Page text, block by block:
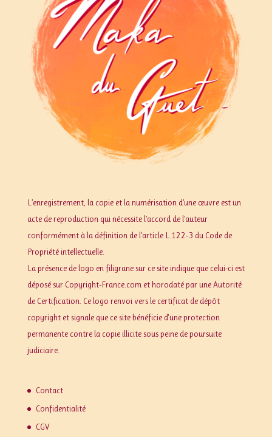
L’enregistrement, la copie et la numérisation d’une œuvre est un
acte de reproduction qui nécessite l’accord de l’auteur
conformément à la définition de l’article L.122-3 du Code de
Propriété intellectuelle.
La présence de logo en filigrane sur ce site indique que celui-ci est
déposé sur Copyright-France.com et horodaté par une Autorité
de Certification. Ce logo renvoi vers le certificat de dépôt
copyright et signale que ce site bénéficie d'une protection
permanente contre la copie illicite sous peine de poursuite
judiciaire.
Contact
Confidentialité
CGV